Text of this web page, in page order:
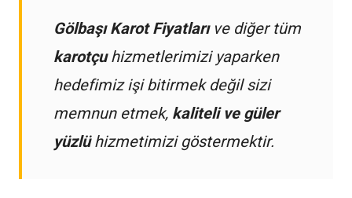
Gölbaşı Karot Fiyatlarıve diğer tüm
karotçuhizmetlerimizi yaparken
hedefimiz işi bitirmek değil sizi
memnun etmek, kaliteli ve güler
yüzlühizmetimizi göstermektir.